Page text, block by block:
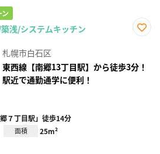
浅/システムキッチン
録
札幌市白石区
東西線【南郷13丁目駅】から徒歩3分！
駅近で通勤通学に便利！
７丁目駅」徒歩14分
面積 25m²